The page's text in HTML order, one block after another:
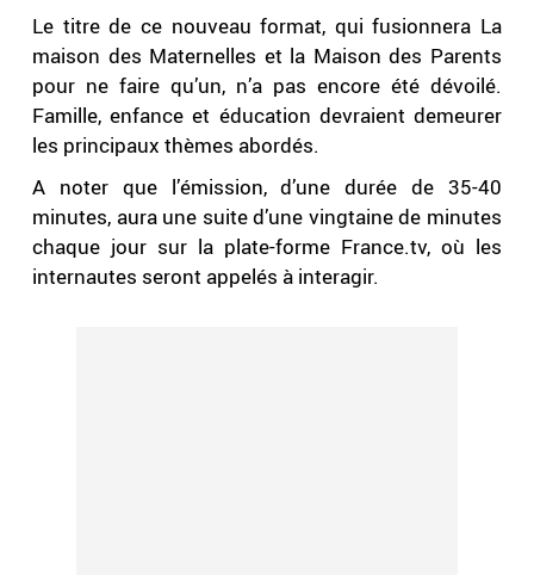
Le titre de ce nouveau format, qui fusionnera La
maison des Maternelles et la Maison des Parents
pour ne faire qu’un, n’a pas encore été dévoilé.
Famille, enfance et éducation devraient demeurer
les principaux thèmes abordés.
A noter que l’émission, d’une durée de 35-40
minutes, aura une suite d’une vingtaine de minutes
chaque jour sur la plate-forme France.tv, où les
internautes seront appelés à interagir.